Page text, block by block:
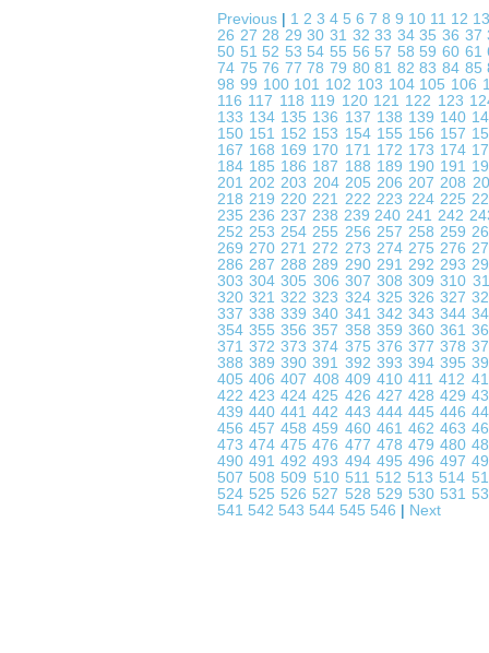
Previous 1 2 3 4 5 6 7 8 9 10 11 12
26 2728 293031 3233 343536 37
50 51 52 53 54 55 56 57 58 5960 61
74 7576 777879 8081 828384 85
98 99 100 101 102 103 104 105 106
116 117 118 119 120 121 122 123
133 134 135 136 137 138 139 140
150 151 152 153 154 155 156 157
167 168 169 170 171 172 173 174
184 185 186 187 188 189 190 191
201202203 204 205 206207208
218219220221 222 223 224 225
235 236 237 238 239240241242
252253254255 256 257 258 259
269270271272 273 274 275 276
286287288289 290 291 292 293
303304305 306 307 308309310
320321322323 324 325 326 327
337338339340 341 342 343 344
354355356357 358 359 360 361
371372373374 375 376 377 378
388389390391 392 393 394 395
405406407 408 409 410411412
422423424425 426 427 428 429
439440441442 443 444 445 446
456457458459 460 461 462 463
473474475476 477 478 479 480
490491492493 494 495 496 497
507 508 509 510 511 512 513 514
524 525 526 527 528 529 530 531
541 542 543 544 545 546 Next